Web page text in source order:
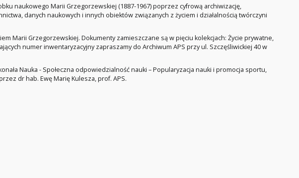
naukowego Marii Grzegorzewskiej (1887-1967) poprzez cyfrową archiwizację,
danych naukowych i innych obiektów związanych z życiem i działalnością twórczyni
Marii Grzegorzewskiej. Dokumenty zamieszczane są w pięciu kolekcjach: Życie prywatne,
numer inwentaryzacyjny zapraszamy do Archiwum APS przy ul. Szczęśliwickiej 40 w
Nauka - Społeczna odpowiedzialność nauki – Popularyzacja nauki i promocja sportu,
dr hab. Ewę Marię Kulesza, prof. APS.